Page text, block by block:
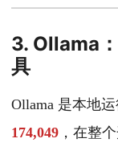
3. Ollama
具
Ollama 是本地
174,049 ，在整